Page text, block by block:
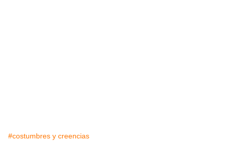
#costumbres y creencias